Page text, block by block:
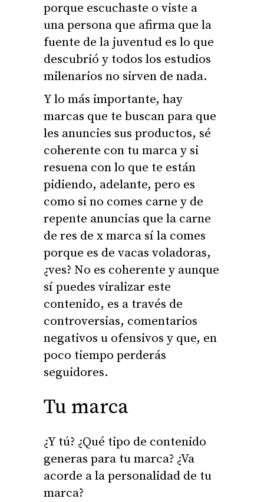
porque escuchaste o viste a
una persona que afirma que la
fuente de la juventud es lo que
descubrió y todos los estudios
milenarios no sirven de nada.
Y lo más importante, hay
marcas que te buscan para que
les anuncies sus productos, sé
coherente con tu marca y si
resuena con lo que te están
pidiendo, adelante, pero es
como si no comes carne y de
repente anuncias que la carne
de res de x marca sí la comes
porque es de vacas voladoras,
¿ves? No es coherente y aunque
sí puedes viralizar este
contenido, es a través de
controversias, comentarios
negativos u ofensivos y que, en
poco tiempo perderás
seguidores.
Tu marca
¿Y tú? ¿Qué tipo de contenido
generas para tu marca? ¿Va
acorde a la personalidad de tu
marca?